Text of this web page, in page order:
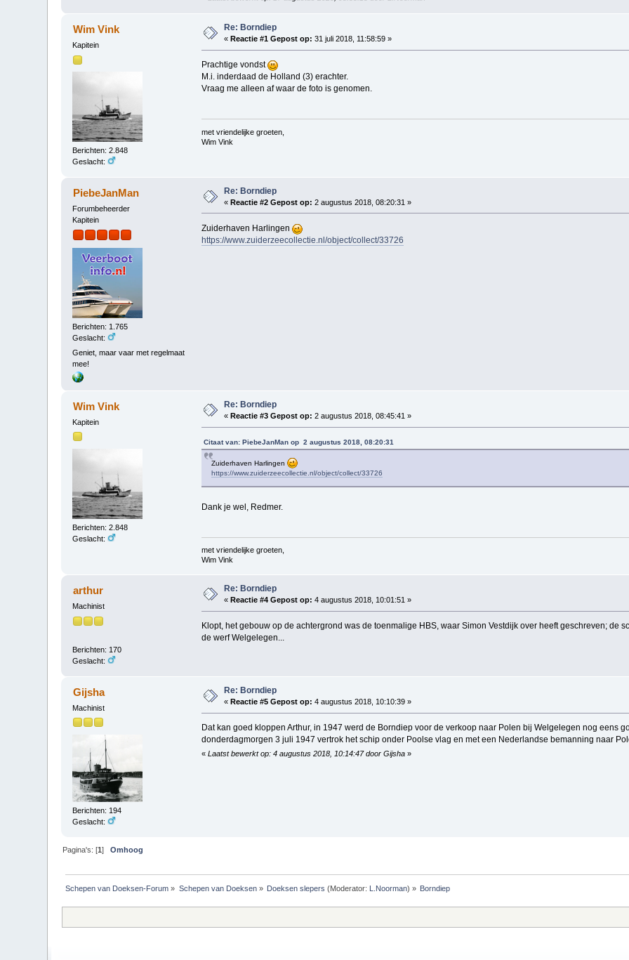
Wim Vink
Kapitein
Berichten: 2.848
Geslacht:
Re: Borndiep
« Reactie #1 Gepost op: 31 juli 2018, 11:58:59 »
Prachtige vondst
M.i. inderdaad de Holland (3) erachter.
Vraag me alleen af waar de foto is genomen.
met vriendelijke groeten,
Wim Vink
PiebeJanMan
Forumbeheerder
Kapitein
Berichten: 1.765
Geslacht:
Geniet, maar vaar met regelmaat
mee!
Re: Borndiep
«Reactie #2 Gepost op: 2 augustus 2018, 08:20:31 »
Zuiderhaven Harlingen
https://www.zuiderzeecollectie.nl/object/collect/33726
Wim Vink
Kapitein
Berichten: 2.848
Geslacht:
Re: Borndiep
«Reactie #3 Gepost op: 2 augustus 2018, 08:45:41 »
Citaat van: PiebeJanMan op 2 augustus 2018, 08:20:31
Zuiderhaven Harlingen
https://www.zuiderzeecollectie.nl/object/collect/33726
Dank je wel, Redmer.
met vriendelijke groeten,
Wim Vink
arthur
Machinist
Berichten: 170
Geslacht:
Re: Borndiep
« Reactie #4 Gepost op: 4 augustus 2018, 10:01:51 »
Klopt, het gebouw op de achtergrond was de toenmalige HBS, waar Simon Vestdijk over heeft geschreven; de
de werf Welgelegen...
Gijsha
Machinist
Berichten: 194
Geslacht:
Re: Borndiep
«Reactie #5 Gepost op: 4 augustus 2018, 10:10:39 »
Dat kan goed kloppen Arthur, in 1947 werd de Borndiep voor de verkoop naar Polen bij Welgelegen nog eens
donderdagmorgen 3 juli 1947 vertrok het schip onder Poolse vlag en met een Nederlandse bemanning naar
« Laatst bewerkt op: 4 augustus 2018, 10:14:47 door Gijsha»
Pagina's: [1]Omhoog
Schepen van Doeksen-Forum » Schepen van Doeksen» Doeksen slepers (Moderator: L.Noorman) » Borndiep